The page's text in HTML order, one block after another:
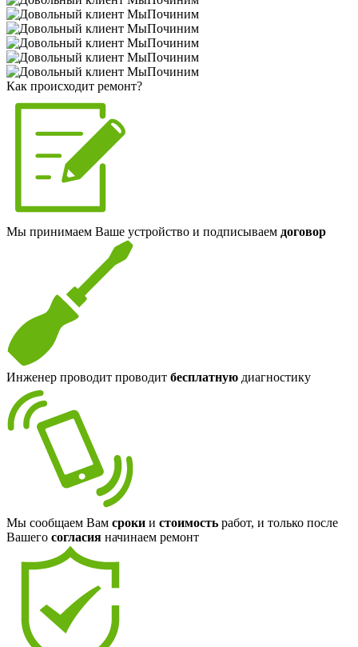
Как происходит ремонт?
Мы принимаем Ваше устройство и подписываем договор
Инженер проводит проводит бесплатную диагностику
Мы сообщаем Вам сроки и стоимость работ, и только после
Вашего согласия начинаем ремонт